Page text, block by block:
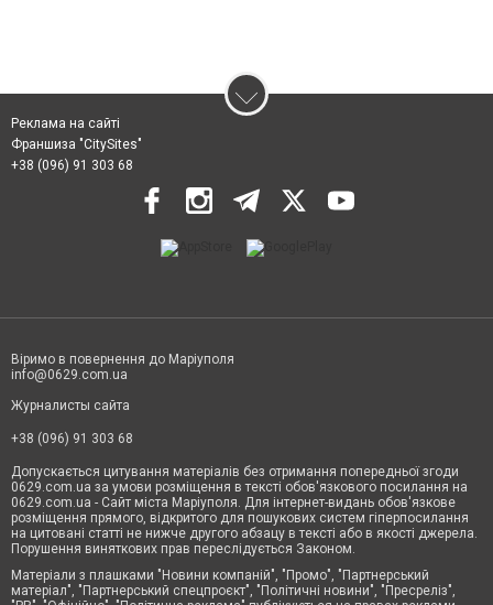
Реклама на сайті
Франшиза "CitySites"
+38 (096) 91 303 68
Віримо в повернення до Маріуполя
info@0629.com.ua
Журналисты сайта
+38 (096) 91 303 68
Допускається цитування матеріалів без отримання попередньої згоди
0629.com.ua за умови розміщення в тексті обов'язкового посилання на
0629.com.ua - Сайт міста Маріуполя. Для інтернет-видань обов'язкове
розміщення прямого, відкритого для пошукових систем гіперпосилання
на цитовані статті не нижче другого абзацу в тексті або в якості джерела.
Порушення виняткових прав переслідується Законом.
Матеріали з плашками "Новини компаній", "Промо", "Партнерський
матеріал", "Партнерський спецпроєкт", "Політичні новини", "Пресреліз",